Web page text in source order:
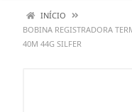
INÍCIO
BOBINA REGISTRADORA
40M 44G SILFER